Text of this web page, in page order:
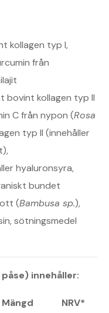
kollagen typ I,
från
bovint kollagen typ II
C från nypon (Rosa
typ II (innehåller
hyaluronsyra,
bundet
(Bambusa sp.),
sötningsmedel
innehåller:
Mängd
NRV*